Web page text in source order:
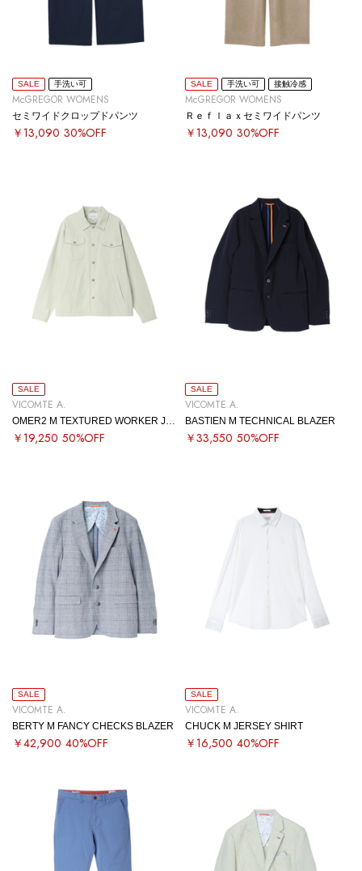
SALE 手洗い可
McGREGOR WOMENS
セミワイドクロップドパンツ
￥13,090 30%OFF
SALE 手洗い可 接触冷感
McGREGOR WOMENS
Ｒｅｆｌａｘセミワイドパンツ
￥13,090 30%OFF
SALE
VICOMTE A.
￥19,250 50%OFF
SALE
VICOMTE A.
BASTIEN M TECHNICAL BLAZER
￥33,550 50%OFF
SALE
VICOMTE A.
BERTY M FANCY CHECKS BLAZER
￥42,900 40%OFF
SALE
VICOMTE A.
CHUCK M JERSEY SHIRT
￥16,500 40%OFF